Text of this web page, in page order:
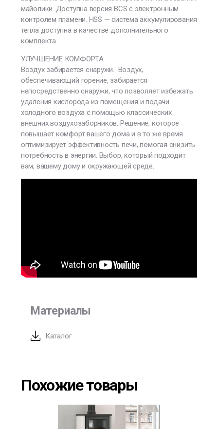
майолики. Доступна версия BCS с электронным
контролем пламени. HSS — система аккумулирования
тепла доступна в качестве дополнительного
комплекта.
УЛУЧШЕНИЕ КОМФОРТА
Воздух забирается снаружи. Воздух,
обеспечивающий горение, забирается
непосредственно снаружи, что позволяет избежать
удаления кислорода из помещения и подачи
холодного воздуха с помощью классических
внешних воздухозаборников. Решение, которое
повышает комфорт вашего дома и в то же время
оптимизирует эффективность печи, помогая снизить
потребность в энергии. Выбор, который подходит
вам, вашему дому и окружающей среде.
Материалы
Каталог
Похожие товары